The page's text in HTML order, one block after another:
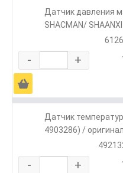
Датчик давления
SHACMAN/
- +
Ä
Датчик
4903286) / оригинал
- +